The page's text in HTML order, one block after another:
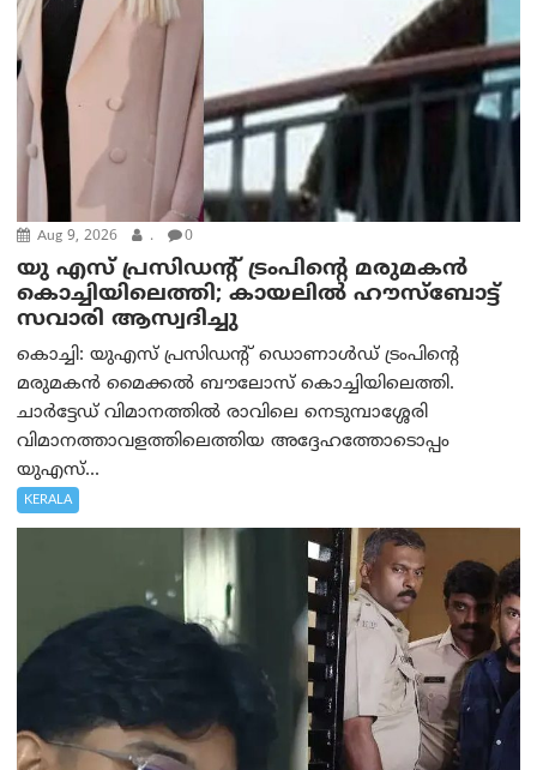
Aug 9, 2026 . 0
യു എസ് പ്രസിഡന്റ് ട്രംപിന്റെ മരുമകൻ
കൊച്ചിയിലെത്തി; കായലിൽ ഹൗസ്ബോട്ട്
സവാരി ആസ്വദിച്ചു
കൊച്ചി: യുഎസ് പ്രസിഡന്റ് ഡൊണാൾഡ് ട്രംപിന്റെ
മരുമകൻ മൈക്കൽ ബൗലോസ് കൊച്ചിയിലെത്തി.
ചാർട്ടേഡ് വിമാനത്തിൽ രാവിലെ നെടുമ്പാശ്ശേരി
വിമാനത്താവളത്തിലെത്തിയ അദ്ദേഹത്തോടൊപ്പം
യുഎസ്...
KERALA